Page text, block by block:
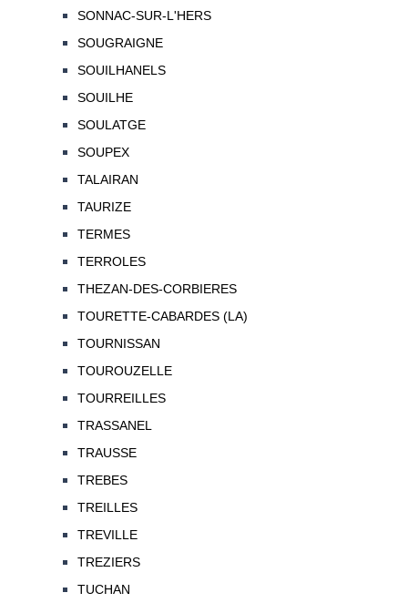
SONNAC-SUR-L'HERS
SOUGRAIGNE
SOUILHANELS
SOUILHE
SOULATGE
SOUPEX
TALAIRAN
TAURIZE
TERMES
TERROLES
THEZAN-DES-CORBIERES
TOURETTE-CABARDES (LA)
TOURNISSAN
TOUROUZELLE
TOURREILLES
TRASSANEL
TRAUSSE
TREBES
TREILLES
TREVILLE
TREZIERS
TUCHAN